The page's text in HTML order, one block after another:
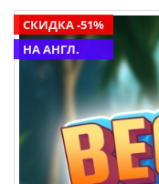
СКИДКА -51%
НА АНГЛ.